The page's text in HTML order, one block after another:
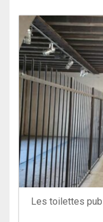
Les toilettes